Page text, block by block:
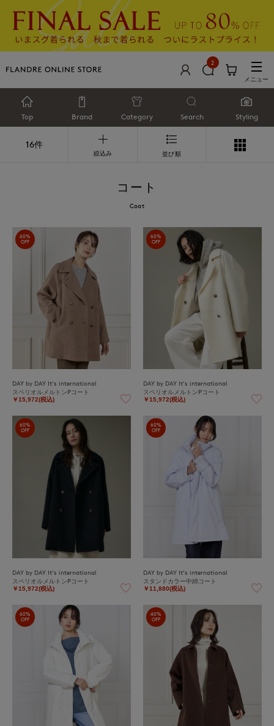
2
メニュー
Top Brand Category Search Styling
16件
絞込み 並び順
コート
Coat
60%
OFF
DAY by DAY It's international
スペリオルメルトンPコート
￥15,972(税込)
60%
OFF
DAY by DAY It's international
スペリオルメルトンPコート
￥15,972(税込)
60%
OFF
DAY by DAY It's international
スペリオルメルトンPコート
￥15,972(税込)
60%
OFF
DAY by DAY It's international
スタンドカラー中綿コート
￥11,880(税込)
60%
OFF
40%
OFF